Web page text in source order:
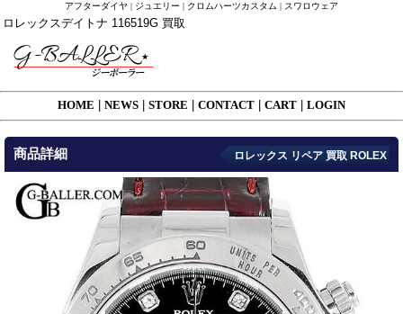
アフターダイヤ | ジュエリー | クロムハーツカスタム | スワロウェア
ロレックスデイトナ 116519G 買取
HOME NEWS STORE CONTACT CART LOGIN
商品詳細 ロレックス リペア 買取 ROLEX